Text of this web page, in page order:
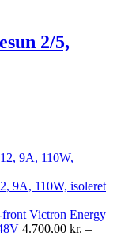
2/5,
9A, 110W, isoleret
Victron Energy
4.700,00 kr. –